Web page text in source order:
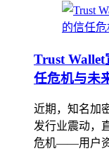
Trust Wallet
任危机与未
近期，知名加
发行业震动，
危机——用户资